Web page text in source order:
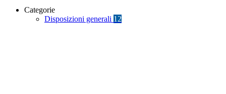
Categorie
Disposizioni generali 12